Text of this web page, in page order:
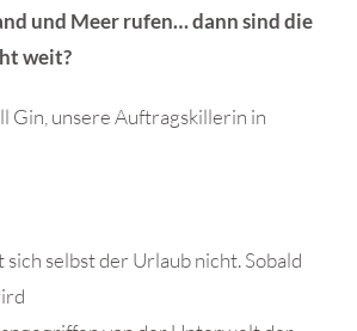
und Meer rufen… dann sind die
weit?
Gin, unsere Auftragskillerin in
selbst der Urlaub nicht. Sobald